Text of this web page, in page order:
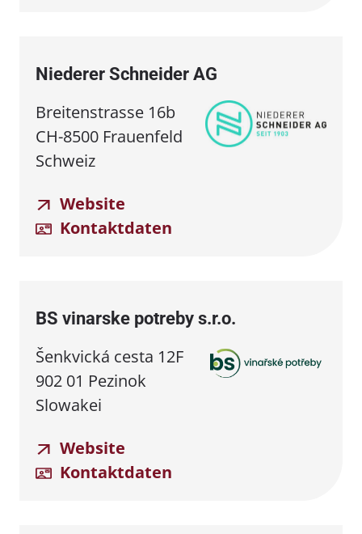
Niederer Schneider AG
Breitenstrasse 16b
CH-8500 Frauenfeld
Schweiz
Website
Kontaktdaten
BS vinarske potreby s.r.o.
Šenkvická cesta 12F
902 01 Pezinok
Slowakei
Website
Kontaktdaten